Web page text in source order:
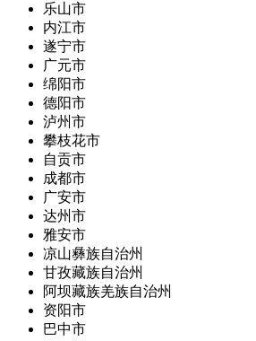
乐山市
内江市
遂宁市
广元市
绵阳市
德阳市
泸州市
攀枝花市
自贡市
成都市
广安市
达州市
雅安市
凉山彝族自治州
甘孜藏族自治州
阿坝藏族羌族自治州
资阳市
巴中市